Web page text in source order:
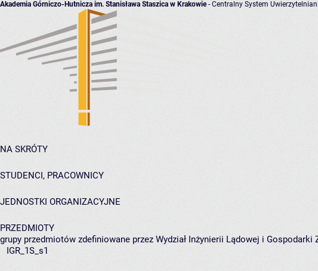
Akademia Górniczo-Hutnicza im. Stanisława Staszica w Krakowie- Centralny System
NA SKRÓTY
STUDENCI, PRACOWNICY
JEDNOSTKI ORGANIZACYJNE
PRZEDMIOTY
grupy przedmiotów zdefiniowane przez Wydział Inżynierii Lądowej i Gospodarki
IGR_1S_s1